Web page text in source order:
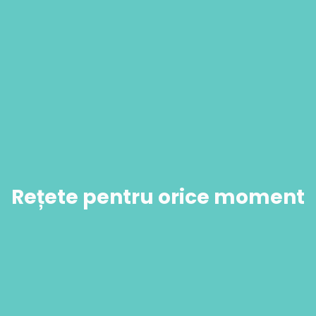
Rețete pentru orice moment